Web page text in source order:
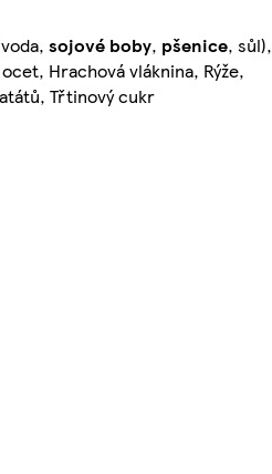
sojové boby, pšenice, sůl),
Hrachová vláknina, Rýže,
Třtinový cukr